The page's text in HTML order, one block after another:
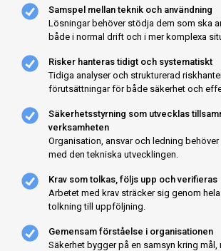
Samspel mellan teknik och användning
Lösningar behöver stödja dem som ska
både i normal drift och i mer komplexa
Risker hanteras tidigt och systematiskt
Tidiga analyser och strukturerad
förutsättningar för både säkerhet och
Säkerhetsstyrning som utvecklas
verksamheten
Organisation, ansvar och ledning
med den tekniska utvecklingen.
Krav som tolkas, följs upp och verifieras
Arbetet med krav sträcker sig genom
tolkning till uppföljning.
Gemensam förståelse i organisationen
Säkerhet bygger på en samsyn kring